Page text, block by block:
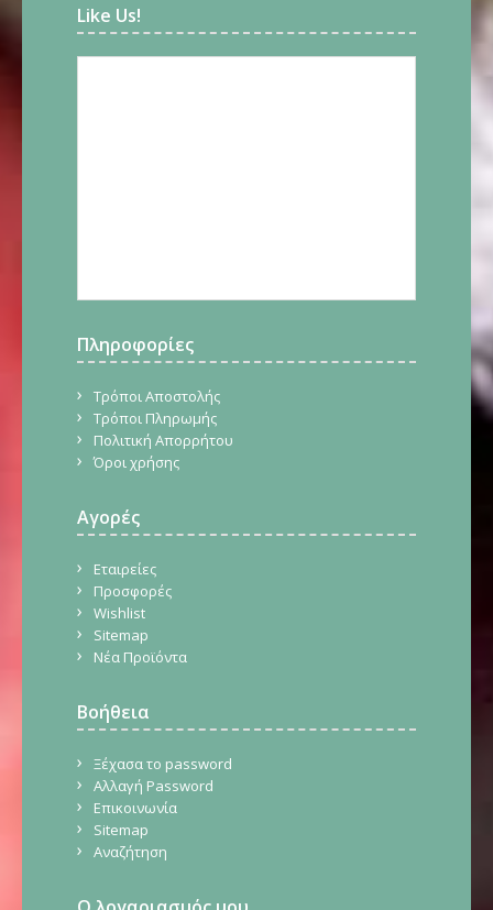
Like Us!
Πληροφορίες
Τρόποι Αποστολής
Τρόποι Πληρωμής
Πολιτική Απορρήτου
Όροι χρήσης
Αγορές
Εταιρείες
Προσφορές
Wishlist
Sitemap
Νέα Προϊόντα
Βοήθεια
Ξέχασα το password
Αλλαγή Password
Επικοινωνία
Sitemap
Αναζήτηση